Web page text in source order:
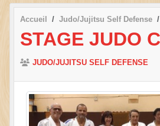
Accueil Judo/Jujitsu Self Defense
STAGE JUDO
JUDO/JUJITSU SELF DEFENSE